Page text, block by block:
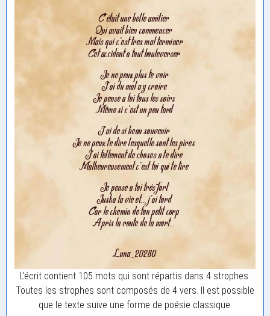
L'écrit contient 105 mots qui sont répartis dans 4 strophes.
Toutes les strophes sont composés de 4 vers. Il est possible
que le texte suive une forme de poésie classique.